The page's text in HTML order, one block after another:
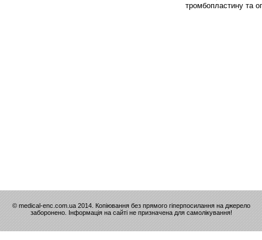
тромбопластину та
© medical-enc.com.ua 2014. Копіювання без прямого гіперпосилання на джерело
заборонено. Інформація на сайті не призначена для самолікування!